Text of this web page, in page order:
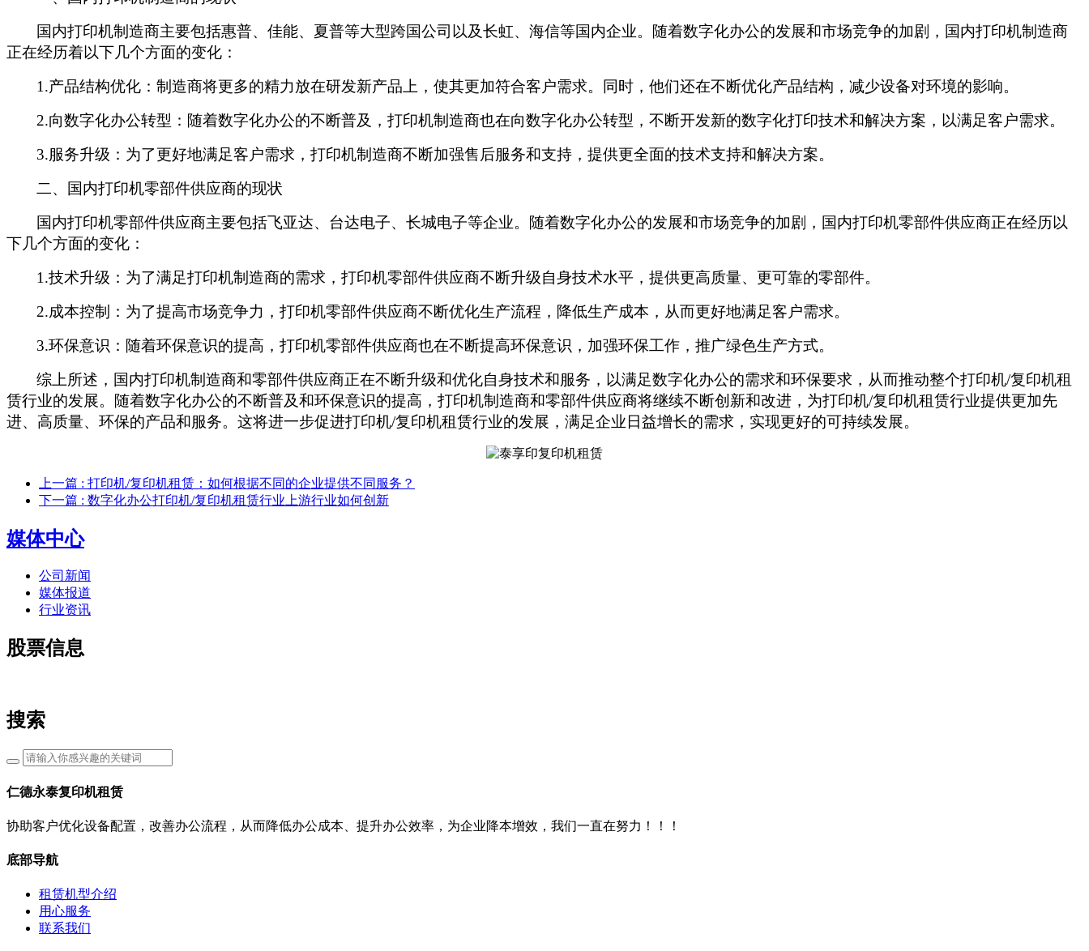
国内打印机制造商主要包括惠普、佳能、夏普等大型跨国公司以及长虹、海信等国内企业。随着数字化办公的发展和市场竞争的加剧，国内打印机制造商
正在经历着以下几个方面的变化：
1.产品结构优化：制造商将更多的精力放在研发新产品上，使其更加符合客户需求。同时，他们还在不断优化产品结构，减少设备对环境的影响。
2.向数字化办公转型：随着数字化办公的不断普及，打印机制造商也在向数字化办公转型，不断开发新的数字化打印技术和解决方案，以满足客户需求。
3.服务升级：为了更好地满足客户需求，打印机制造商不断加强售后服务和支持，提供更全面的技术支持和解决方案。
二、国内打印机零部件供应商的现状
国内打印机零部件供应商主要包括飞亚达、台达电子、长城电子等企业。随着数字化办公的发展和市场竞争的加剧，国内打印机零部件供应商正在经历以
下几个方面的变化：
1.技术升级：为了满足打印机制造商的需求，打印机零部件供应商不断升级自身技术水平，提供更高质量、更可靠的零部件。
2.成本控制：为了提高市场竞争力，打印机零部件供应商不断优化生产流程，降低生产成本，从而更好地满足客户需求。
3.环保意识：随着环保意识的提高，打印机零部件供应商也在不断提高环保意识，加强环保工作，推广绿色生产方式。
综上所述，国内打印机制造商和零部件供应商正在不断升级和优化自身技术和服务，以满足数字化办公的需求和环保要求，从而推动整个打印机/复印机租
赁行业的发展。随着数字化办公的不断普及和环保意识的提高，打印机制造商和零部件供应商将继续不断创新和改进，为打印机/复印机租赁行业提供更加先
进、高质量、环保的产品和服务。这将进一步促进打印机/复印机租赁行业的发展，满足企业日益增长的需求，实现更好的可持续发展。
上一篇 : 打印机/复印机租赁：如何根据不同的企业提供不同服务？
下一篇 : 数字化办公打印机/复印机租赁行业上游行业如何创新
媒体中心
公司新闻
媒体报道
行业资讯
股票信息
搜索
仁德永泰复印机租赁
协助客户优化设备配置，改善办公流程，从而降低办公成本、提升办公效率，为企业降本增效，我们一直在努力！！！
底部导航
租赁机型介绍
用心服务
联系我们